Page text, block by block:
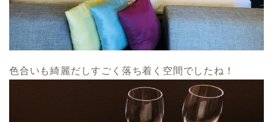
色合いも綺麗だしすごく落ち着く空間でしたね！